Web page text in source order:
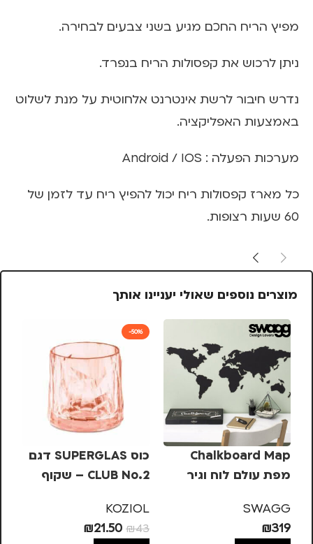
מפיץ הריח החכם מגיע בשני צבעים לבחירה.
ניתן לרכוש את קפסולות הריח בנפרד.
נדרש חיבור לרשת אינטרנט אלחוטית על מנת לשלוט
באמצעות האפליקציה.
מערכות הפעלה : Android / IOS
כל מארז קפסולות ריח יכול להפיץ ריח עד לזמן של
60 שעות רצופות.
מוצרים נוספים שאולי יעניינו אותך
Chalkboard Map
מפת עולם לוח וגיר
SWAGG
₪319
-50%
כוס SUPERGLAS דגם
CLUB No.2 – שקוף
KOZIOL
₪43
₪21.50